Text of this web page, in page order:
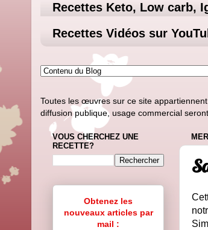
Recettes Keto, Low carb,
Recettes Vidéos sur
Toutes les œuvres sur ce site
diffusion publique, usage commercial
VOUS CHERCHEZ UNE
RECETTE?
Obtenez les
nouveaux articles par
mail :